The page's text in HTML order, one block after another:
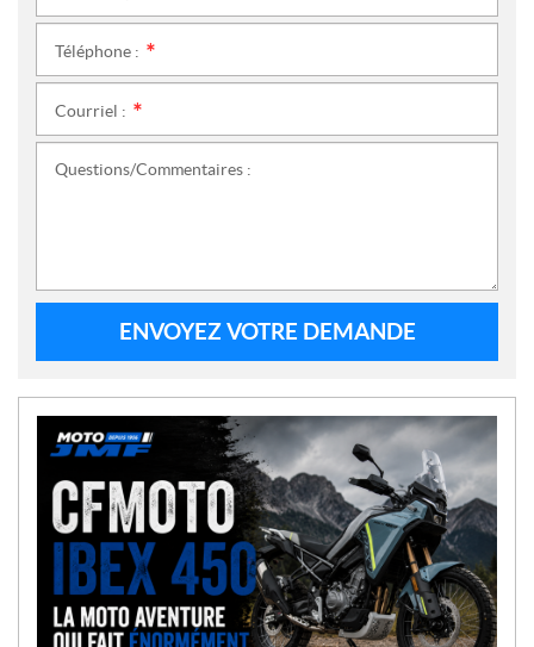
Téléphone :
Courriel :
Questions/Commentaires :
ENVOYEZ VOTRE DEMANDE
O
U